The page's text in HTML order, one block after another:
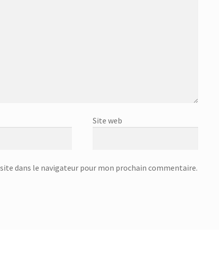
Site web
dans le navigateur pour mon prochain commentaire.